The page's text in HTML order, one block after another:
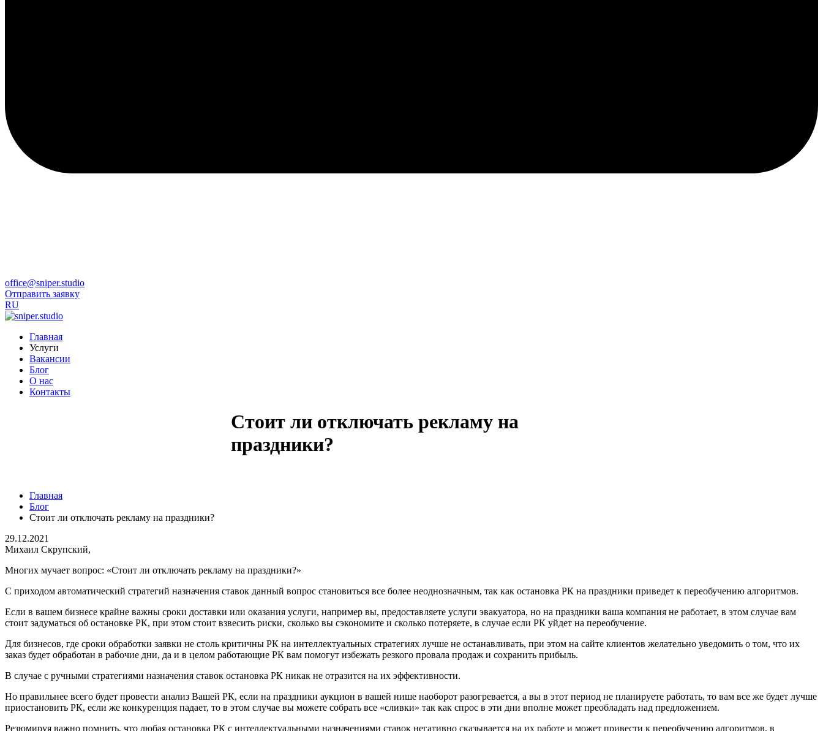
office@sniper.studio
Отправить заявку
RU
Главная
Услуги
Вакансии
Блог
О нас
Контакты
Стоит ли отключать рекламу на
праздники?
Главная
Блог
Стоит ли отключать рекламу на праздники?
29.12.2021
Михаил Скрупский,
Многих мучает вопрос: «Стоит ли отключать рекламу на праздники?»
С приходом автоматический стратегий назначения ставок данный вопрос становиться все более неоднозначным, так как остановка РК на праздники приведет к переобучению алгоритмов.
Если в вашем бизнесе крайне важны сроки доставки или оказания услуги, например вы, предоставляете услуги эвакуатора, но на праздники ваша компания не работает, в этом случае вам
стоит задуматься об остановке РК, при этом стоит взвесить риски, сколько вы сэкономите и сколько потеряете, в случае если РК уйдет на переобучение.
Для бизнесов, где сроки обработки заявки не столь критичны РК на интеллектуальных стратегиях лучше не останавливать, при этом на сайте клиентов желательно уведомить о том, что их
заказ будет обработан в рабочие дни, да и в целом работающие РК вам помогут избежать резкого провала продаж и сохранить прибыль.
В случае с ручными стратегиями назначения ставок остановка РК никак не отразится на их эффективности.
Но правильнее всего будет провести анализ Вашей РК, если на праздники аукцион в вашей нише наоборот разогревается, а вы в этот период не планируете работать, то вам все же будет лучше
приостановить РК, если же конкуренция падает, то в этом случае вы можете собрать все «сливки» так как спрос в эти дни вполне может преобладать над предложением.
Резюмируя важно помнить, что любая остановка РК с интеллектуальными назначениями ставок негативно сказывается на их работе и может привести к переобучению алгоритмов, в